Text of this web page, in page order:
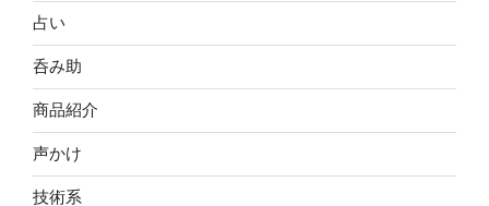
占い
呑み助
商品紹介
声かけ
技術系